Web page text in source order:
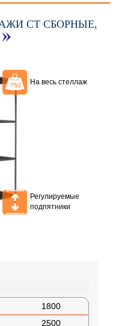
СТ СБОРНЫЕ,
На весь стеллаж
Регулируемые
подпятники
1800
2500